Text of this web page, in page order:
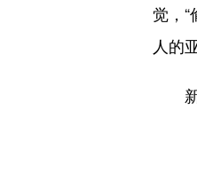
觉，
人的
新